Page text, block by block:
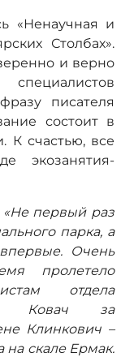
«Ненаучная и
Столбах».
и верно
писателя
состоит в
К счастью, все
экозанятия-
«Не первый раз
парка, а
Очень
пролетело
отдела
Ковач за
Клинкович –
на скале Ермак.